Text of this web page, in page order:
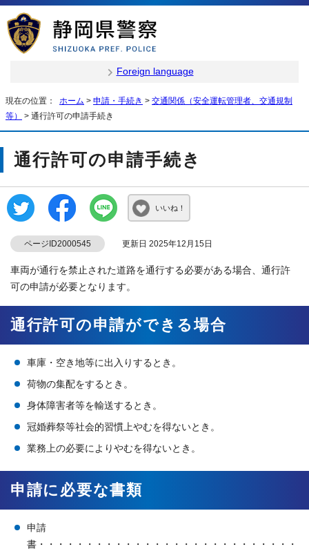
Foreign language
現在の位置： ホーム > 申請・手続き > 交通関係（安全運転管理者、交通規制
等）
> 通行許可の申請手続き
通行許可の申請手続き
いいね！
ページID2000545 更新日 2025年12月15日
車両が通行を禁止された道路を通行する必要がある場合、通行許
可の申請が必要となります。
通行許可の申請ができる場合
車庫・空き地等に出入りするとき。
荷物の集配をするとき。
身体障害者等を輸送するとき。
冠婚葬祭等社会的習慣上やむを得ないとき。
業務上の必要によりやむを得ないとき。
申請に必要な書類
申請
書・・・・・・・・・・・・・・・・・・・・・・・・・・・